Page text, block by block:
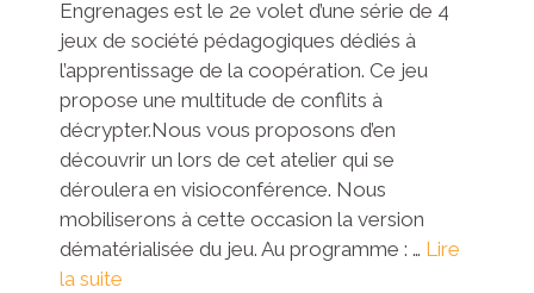
Engrenages est le 2e volet d’une série de 4
jeux de société pédagogiques dédiés à
l’apprentissage de la coopération. Ce jeu
propose une multitude de conflits à
décrypter.Nous vous proposons d’en
découvrir un lors de cet atelier qui se
déroulera en visioconférence. Nous
mobiliserons à cette occasion la version
dématérialisée du jeu. Au programme : … Lire
la suite